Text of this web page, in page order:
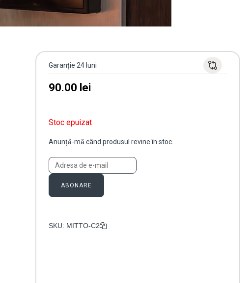
Garanție 24 luni
90.00 lei
Stoc epuizat
Anunță-mă când produsul revine în stoc.
ABONARE
SKU: MITTO-C2